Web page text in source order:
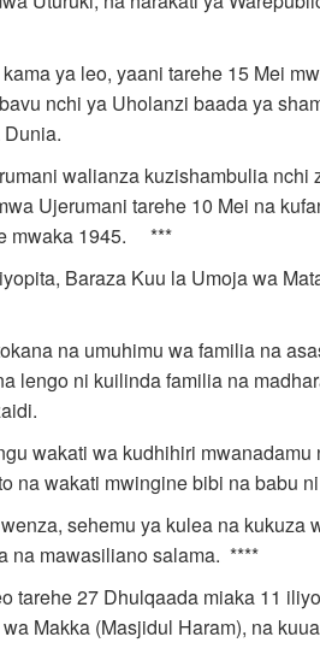
ya leo, yaani tarehe 15 Mei
nchi ya Uholanzi baada ya
walianza kuzishambulia
Ujerumani tarehe 10 Mei na
mwaka 1945. ***
Baraza Kuu la Umoja wa
na umuhimu wa familia na
lengo ni kuilinda familia na
wakati wa kudhihiri
na wakati mwingine bibi na babu
sehemu ya kulea na kukuza
na mawasiliano salama. ****
tarehe 27 Dhulqaada miaka 11
Makka (Masjidul Haram), na